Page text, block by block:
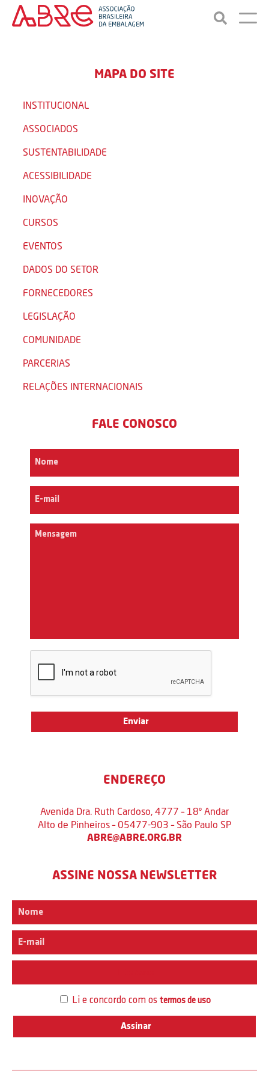
MAPA DO SITE
INSTITUCIONAL
ASSOCIADOS
SUSTENTABILIDADE
ACESSIBILIDADE
INOVAÇÃO
CURSOS
EVENTOS
DADOS DO SETOR
FORNECEDORES
LEGISLAÇÃO
COMUNIDADE
PARCERIAS
RELAÇÕES INTERNACIONAIS
FALE CONOSCO
ENDEREÇO
Avenida Dra. Ruth Cardoso, 4777 – 18º Andar
Alto de Pinheiros – 05477-903 – São Paulo SP
ABRE@ABRE.ORG.BR
ASSINE NOSSA NEWSLETTER
Li e concordo com os termos de uso